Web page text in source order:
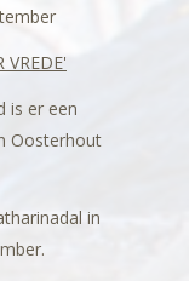
is er een
Oosterhout
in